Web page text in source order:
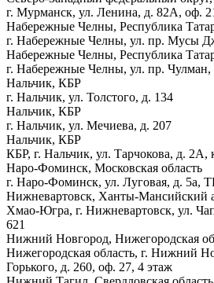
г. Мурманск, ул. Ленина, д. 82А, оф.
Набережные Челны, Республика
г. Набережные Челны, ул. пр. Мусы
Набережные Челны, Республика
г. Набережные Челны, ул. пр.
Нальчик, КБР
г. Нальчик, ул. Толстого, д. 134
Нальчик, КБР
г. Нальчик, ул. Мечиева, д. 207
Нальчик, КБР
КБР, г. Нальчик, ул. Тарчокова, д. 2А,
Наро-Фоминск, Московская область
г. Наро-Фоминск, ул. Луговая, д. 5а,
Нижневартовск, Ханты-Мансийский
Хмао-Югра, г. Нижневартовск, ул.
621
Нижний Новгород, Нижегородская
Нижегородская область, г. Нижний
Горького, д. 260, оф. 27, 4 этаж